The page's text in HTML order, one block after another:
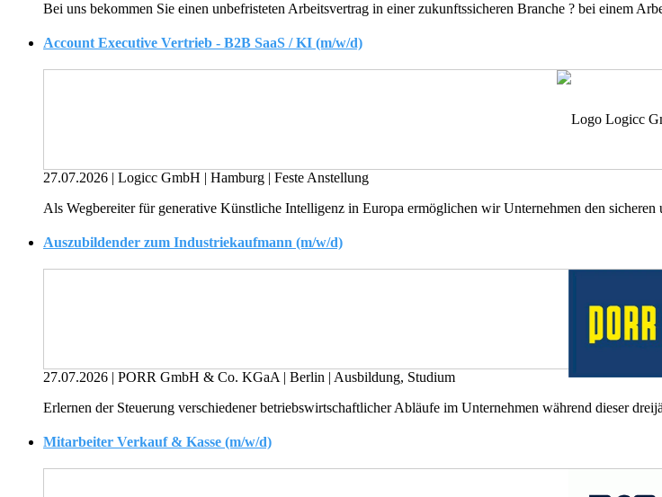
Bei uns bekommen Sie einen unbefristeten Arbeitsvertrag in einer zukunftssicheren Branche ? bei einem
Account Executive Vertrieb - B2B SaaS / KI (m/w/d)
27.07.2026 | Logicc GmbH | Hamburg | Feste Anstellung
Als Wegbereiter für generative Künstliche Intelligenz in Europa ermöglichen wir Unternehmen den
Auszubildender zum Industriekaufmann (m/w/d)
27.07.2026 | PORR GmbH & Co. KGaA | Berlin | Ausbildung, Studium
Erlernen der Steuerung verschiedener betriebswirtschaftlicher Abläufe im Unternehmen während dieser
Mitarbeiter Verkauf & Kasse (m/w/d)